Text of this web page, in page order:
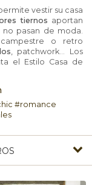
vestir su casa
tiernos aportan
pasan de moda.
o retro
, patchwork... Los
el Estilo Casa de
#romance